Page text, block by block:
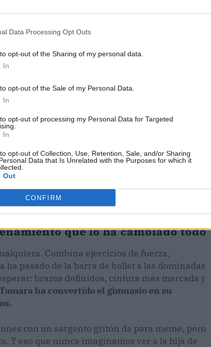
Data Processing Opt Outs
opt-out of the Sharing of my personal data.
In
opt-out of the Sale of my Personal Data.
In
opt-out of processing my Personal Data for Targeted
In
opt-out of Collection, Use, Retention, Sale, and/or Sharing
Data that Is Unrelated with the Purposes for which it
Out
CONFIRM
que lo ha cambiado todo
Combina ejercicios de fuerza,
pasado de la barra de ballet a las dominadas
brazos definidos, cintura más marcada y
ha convertido el gimnasio en su
con un sargento gritón da para meme, pero
Y eso que nunca imaginamos ver a la hija de